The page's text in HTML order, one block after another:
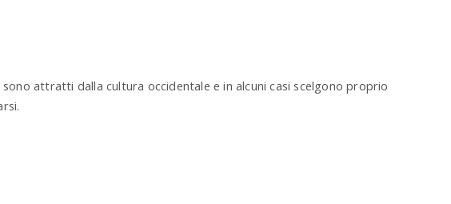
sono attratti dalla cultura occidentale e in alcuni casi scelgono proprio